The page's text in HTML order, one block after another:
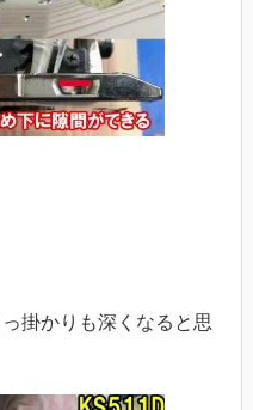
掛かりも深くなると思